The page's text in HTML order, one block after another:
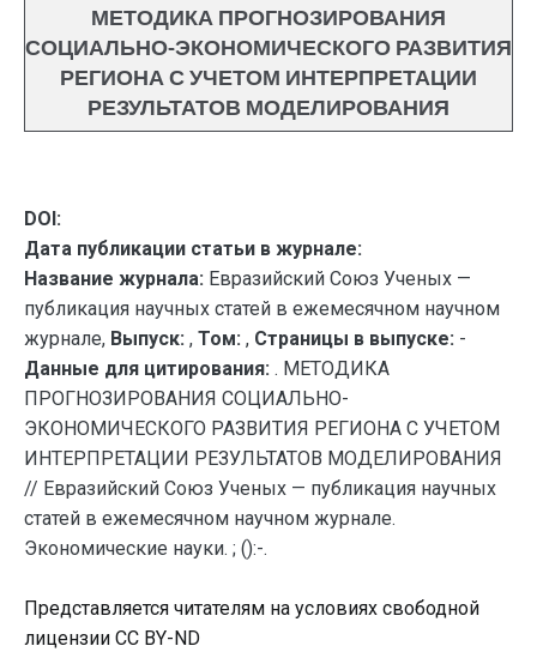
МЕТОДИКА ПРОГНОЗИРОВАНИЯ
СОЦИАЛЬНО-ЭКОНОМИЧЕСКОГО РАЗВИТИЯ
РЕГИОНА С УЧЕТОМ ИНТЕРПРЕТАЦИИ
РЕЗУЛЬТАТОВ МОДЕЛИРОВАНИЯ
DOI:
Дата публикации статьи в журнале:
Название журнала: Евразийский Союз Ученых —
публикация научных статей в ежемесячном научном
журнале, Выпуск: , Том: , Страницы в выпуске: -
Данные для цитирования: . МЕТОДИКА
ПРОГНОЗИРОВАНИЯ СОЦИАЛЬНО-
ЭКОНОМИЧЕСКОГО РАЗВИТИЯ РЕГИОНА С УЧЕТОМ
ИНТЕРПРЕТАЦИИ РЕЗУЛЬТАТОВ МОДЕЛИРОВАНИЯ
// Евразийский Союз Ученых — публикация научных
статей в ежемесячном научном журнале.
Экономические науки. ; ():-.
Представляется читателям на условиях свободной
лицензии CC BY-ND